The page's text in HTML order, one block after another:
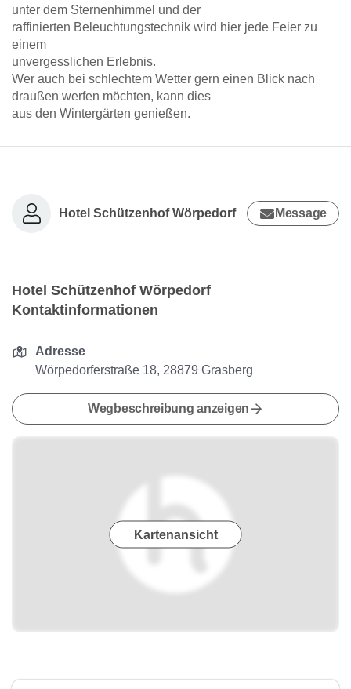
unter dem Sternenhimmel und der
raffinierten Beleuchtungstechnik wird hier jede Feier zu
einem
unvergesslichen Erlebnis.
Wer auch bei schlechtem Wetter gern einen Blick nach
draußen werfen möchten, kann dies
aus den Wintergärten genießen.
Hotel Schützenhof Wörpedorf Message
Hotel Schützenhof Wörpedorf
Kontaktinformationen
Adresse
Wörpedorferstraße 18, 28879 Grasberg
Wegbeschreibung anzeigen
Kartenansicht